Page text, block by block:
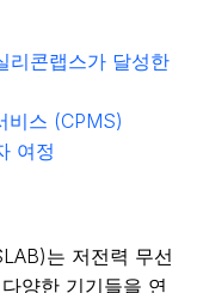
리콘랩스가 달성한
비스 (CPMS)
여정
는 저전력 무선
양한 기기들을 연